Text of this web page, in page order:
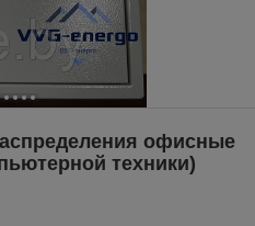
офисные
техники)